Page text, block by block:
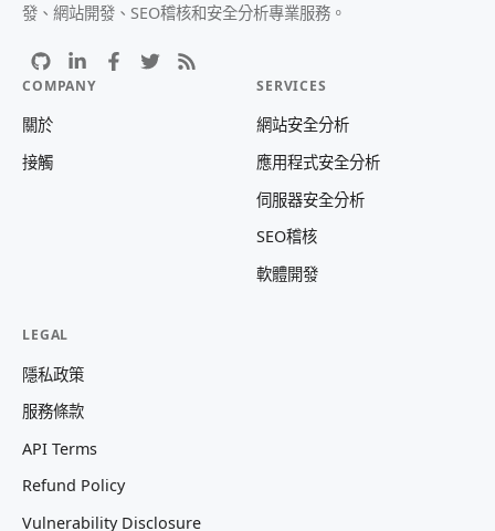
發、網站開發、SEO稽核和安全分析專業服務。
COMPANY
關於
接觸
SERVICES
網站安全分析
應用程式安全分析
伺服器安全分析
SEO稽核
軟體開發
LEGAL
隱私政策
服務條款
API Terms
Refund Policy
Vulnerability Disclosure